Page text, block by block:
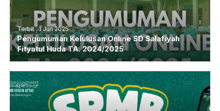
Terbit : 1 Jun 2025
Pengumuman Kelulusan Online SD Salafiyah
Fityatul Huda TA. 2024/2025